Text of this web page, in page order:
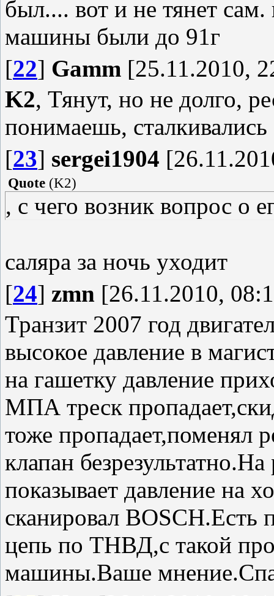
был.... вот и не тянет
машины были до 91г
[22] Gamm [25.11.2010,
K2, Тянут, но не долго,
понимаешь,
[23] sergei1904
Quote (K2)
, с чего возник вопрос о
саляра за ночь уходит
[24] zmn [26.11.2010,
Транзит 2007 год
высокое давление в
на гашетку давление
МПА треск
тоже пропадает,поменял
клапан
показывает давление на
сканировал BOSCH.Есть
цепь по ТНВД,с такой
машины.Ваше